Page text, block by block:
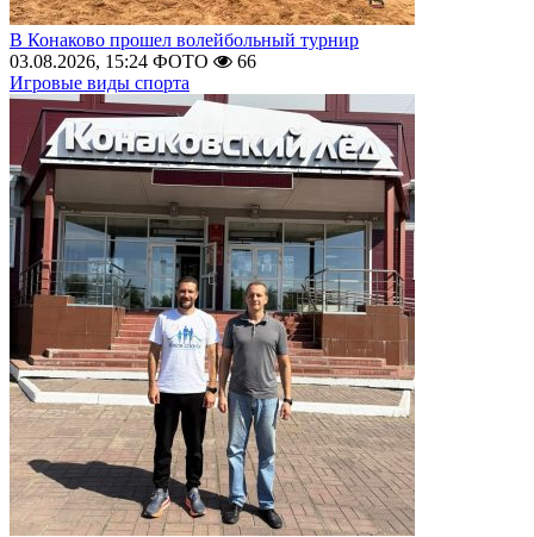
В Конаково прошел волейбольный турнир
03.08.2026, 15:24 ФОТО
66
Игровые виды спорта